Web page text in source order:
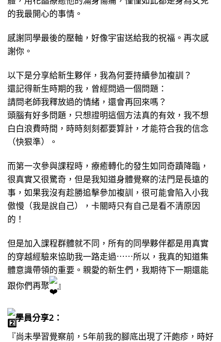
的我最開心的事情。
感謝同學最後的壓軸，好像宇宙送給我的祝福。再次感
謝你。
以下是分享給新生夥伴，我為何要持續參加複訓？
還記得新生時期的我，曾經問過一個問題：
請問老師我釋放過的情緒，還會再回來嗎？
頭腦有好多問題，只想證明這個方法真的有效，我不想
白白浪費時間，時時刻刻都要算計，才能符合我的信念
（快狠準）。
而第一次參與課程時，療癒轉化的發生如同奇蹟降臨，
很真實又很驚奇，但是我知道身體覺察的法門是長遠的
事，如果我沒有趁勝追擊參加複訓，很可能會陷入小我
傲慢（我是說自己），卡關時只有自己是看不清原因
的！
但是加入課程群體就不同，所有的同學夥伴都是用真實
的穿越經驗來協助我一路走過⋯⋯所以，我真的知道集
體意識帶領的重要。親愛的新生們，我期待下一期還能
跟你們再聚
』
學員分享2：
『尚未學習覺察前，5年前我的腳底出現了汗皰疹，時好